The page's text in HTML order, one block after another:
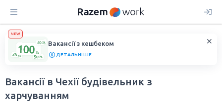
NEW
Вакансії з кешбеком
ДЕТАЛЬНІШЕ
Вакансії в Чехії будівельник з
харчуванням